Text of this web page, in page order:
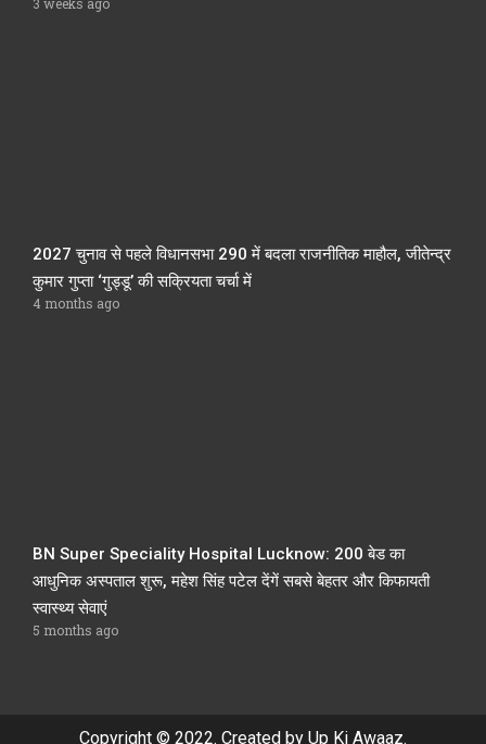
2027 चुनाव से पहले विधानसभा 290 में बदला राजनीतिक माहौल, जीतेन्द्र
कुमार गुप्ता ‘गुड्डू’ की सक्रियता चर्चा में
4 months ago
BN Super Speciality Hospital Lucknow: 200 बेड का
आधुनिक अस्पताल शुरू, महेश सिंह पटेल देंगें सबसे बेहतर और किफायती
स्वास्थ्य सेवाएं
5 months ago
Copyright © 2022. Created by Up Ki Awaaz.